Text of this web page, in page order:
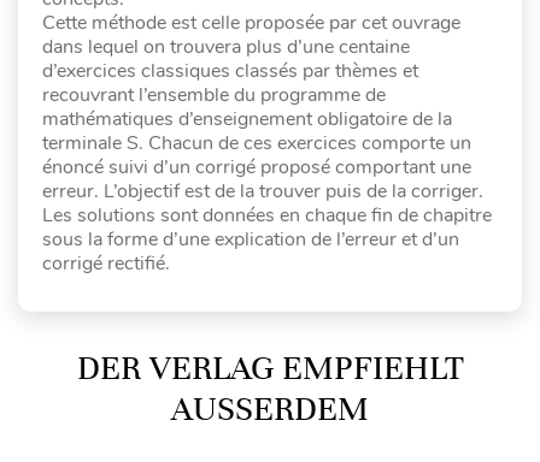
Cette méthode est celle proposée par cet ouvrage
dans lequel on trouvera plus d’une centaine
d’exercices classiques classés par thèmes et
recouvrant l’ensemble du programme de
mathématiques d’enseignement obligatoire de la
terminale S. Chacun de ces exercices comporte un
énoncé suivi d’un corrigé proposé comportant une
erreur. L’objectif est de la trouver puis de la corriger.
Les solutions sont données en chaque fin de chapitre
sous la forme d’une explication de l’erreur et d’un
corrigé rectifié.
DER VERLAG EMPFIEHLT
AUSSERDEM